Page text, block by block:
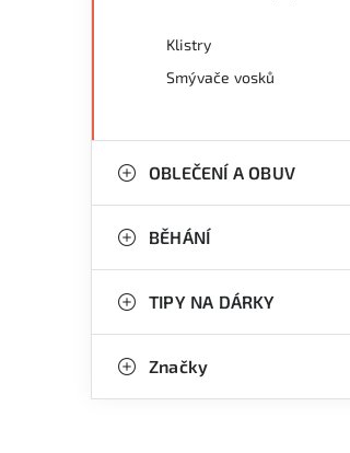
Klistry
Smývače vosků
OBLEČENÍ A OBUV
BĚHÁNÍ
TIPY NA DÁRKY
Značky